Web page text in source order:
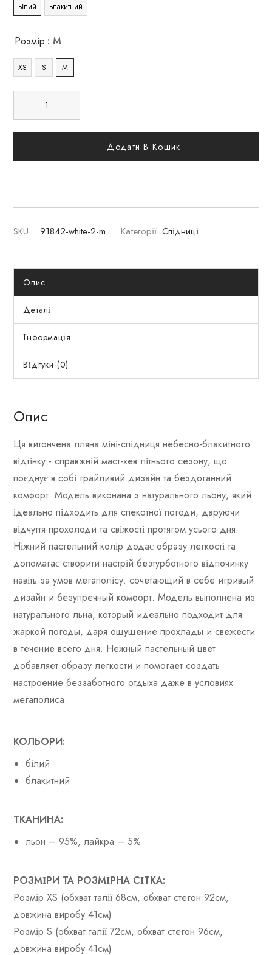
Білий Блакитний
Розмір : M
XS S M
Додати В Кошик
SKU : 91842-white-2-m Категорії: Спідниці
Опис
Деталі
Інформація
Відгуки (0)
Опис
Ця витончена лляна міні-спідниця небесно-блакитного
відтінку - справжній маст-хев літнього сезону, що
поєднує в собі грайливий дизайн та бездоганний
комфорт. Модель виконана з натурального льону, який
ідеально підходить для спекотної погоди, даруючи
відчуття прохолоди та свіжості протягом усього дня.
Ніжний пастельний колір додає образу легкості та
допомагає створити настрій безтурботного відпочинку
навіть за умов мегаполісу. сочетающий в себе игривый
дизайн и безупречный комфорт. Модель выполнена из
натурального льна, который идеально подходит для
жаркой погоды, даря ощущение прохлады и свежести
в течение всего дня. Нежный пастельный цвет
добавляет образу легкости и помогает создать
настроение беззаботного отдыха даже в условиях
мегаполиса.
КОЛЬОРИ:
білий
блакитний
ТКАНИНА:
льон – 95%, лайкра – 5%
РОЗМІРИ ТА РОЗМІРНА СІТКА:
Розмір XS (обхват талії 68см, обхват стегон 92см,
довжина виробу 41см)
Розмір S (обхват талії 72см, обхват стегон 96см,
довжина виробу 41см)